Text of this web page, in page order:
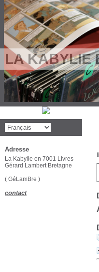
LA KABYLIE
Adresse
La Kabylie en 7001 Livres
Gérard Lambert Bretagne
( GéLamBre )
contact